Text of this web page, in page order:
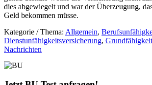
dies abgewiegelt und war der Überzeugung,
Geld bekommen müsse.
Kategorie / Thema: Allgemein,
Dienstunfähigkeitsversicherung,
Nachrichten